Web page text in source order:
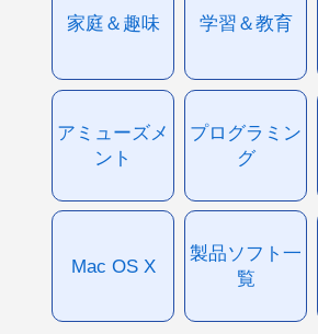
家庭＆趣味 学習＆教育
アミューズメ
ント
プログラミン
グ
Mac OS X
製品ソフト一
覧